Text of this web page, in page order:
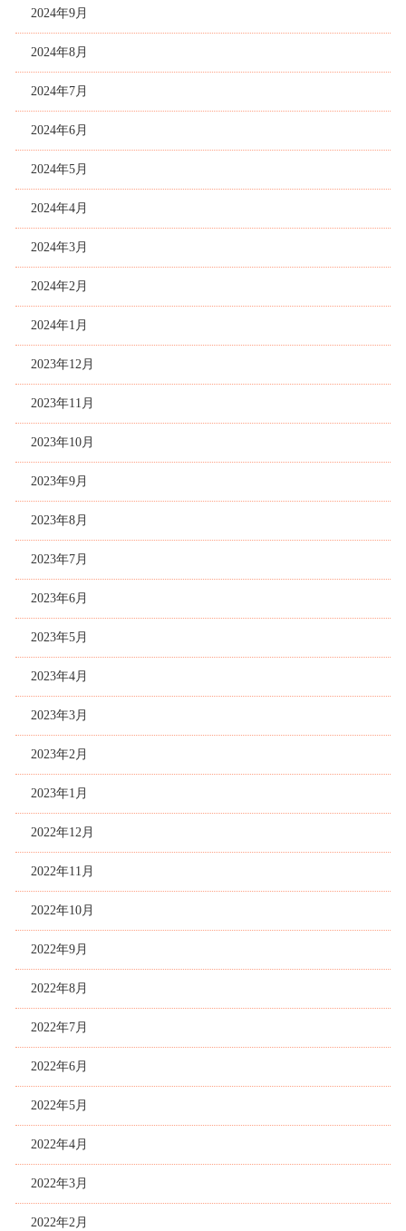
2024年9月
2024年8月
2024年7月
2024年6月
2024年5月
2024年4月
2024年3月
2024年2月
2024年1月
2023年12月
2023年11月
2023年10月
2023年9月
2023年8月
2023年7月
2023年6月
2023年5月
2023年4月
2023年3月
2023年2月
2023年1月
2022年12月
2022年11月
2022年10月
2022年9月
2022年8月
2022年7月
2022年6月
2022年5月
2022年4月
2022年3月
2022年2月